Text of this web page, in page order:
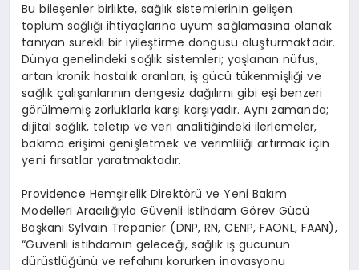
Bu bileşenler birlikte, sağlık sistemlerinin gelişen
toplum sağlığı ihtiyaçlarına uyum sağlamasına olanak
tanıyan sürekli bir iyileştirme döngüsü oluşturmaktadır.
Dünya genelindeki sağlık sistemleri; yaşlanan nüfus,
artan kronik hastalık oranları, iş gücü tükenmişliği ve
sağlık çalışanlarının dengesiz dağılımı gibi eşi benzeri
görülmemiş zorluklarla karşı karşıyadır. Aynı zamanda;
dijital sağlık, teletıp ve veri analitiğindeki ilerlemeler,
bakıma erişimi genişletmek ve verimliliği artırmak için
yeni fırsatlar yaratmaktadır.
Providence Hemşirelik Direktörü ve Yeni Bakım
Modelleri Aracılığıyla Güvenli İstihdam Görev Gücü
Başkanı Sylvain Trepanier (DNP, RN, CENP, FAONL, FAAN),
“Güvenli istihdamın geleceği, sağlık iş gücünün
dürüstlüğünü ve refahını korurken inovasyonu